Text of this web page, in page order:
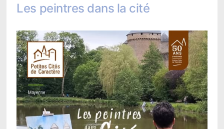
Les peintres dans la cité